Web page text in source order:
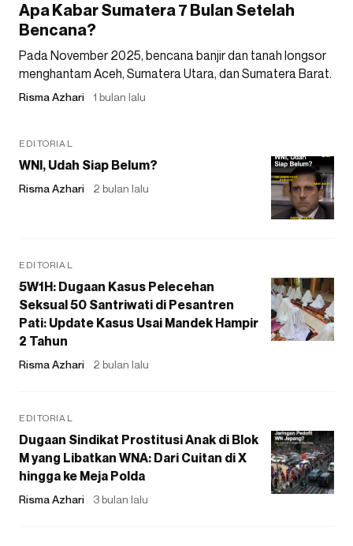
Apa Kabar Sumatera 7 Bulan Setelah
Bencana?
Pada November 2025, bencana banjir dan tanah longsor
menghantam Aceh, Sumatera Utara, dan Sumatera Barat.
Risma Azhari 1 bulan lalu
EDITORIAL
WNI, Udah Siap Belum?
Risma Azhari 2 bulan lalu
EDITORIAL
5W1H: Dugaan Kasus Pelecehan
Seksual 50 Santriwati di Pesantren
Pati: Update Kasus Usai Mandek Hampir
2 Tahun
Risma Azhari 2 bulan lalu
EDITORIAL
Dugaan Sindikat Prostitusi Anak di Blok
M yang Libatkan WNA: Dari Cuitan di X
hingga ke Meja Polda
Risma Azhari 3 bulan lalu